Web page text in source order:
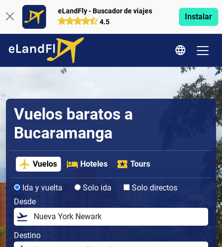
eLandFly - Buscador de viajes
4.5
Instalar
Vuelos baratos a
Bucaramanga
Vuelos Hoteles Tours
Ida y vuelta Solo ida
Solo directos
Desde
Destino